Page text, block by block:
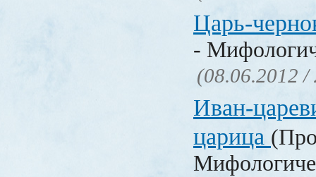
Царь-
-
(08.06.2012 /
Иван-
царица